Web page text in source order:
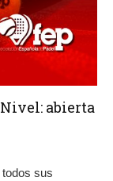
abierta
sus